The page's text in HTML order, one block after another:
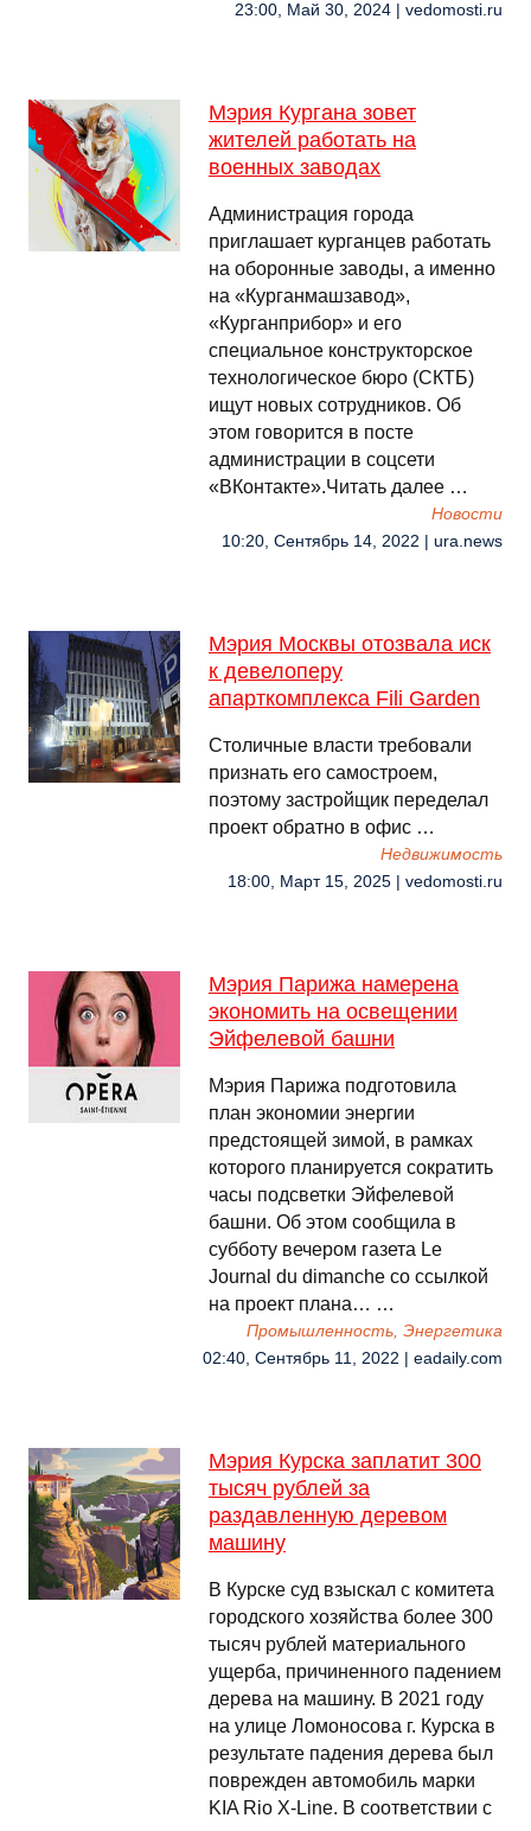
23:00, Май 30, 2024 | vedomosti.ru
Мэрия Кургана зовет
жителей работать на
военных заводах
Администрация города
приглашает курганцев работать
на оборонные заводы, а именно
на «Курганмашзавод»,
«Курганприбор» и его
специальное конструкторское
технологическое бюро (СКТБ)
ищут новых сотрудников. Об
этом говорится в посте
администрации в соцсети
«ВКонтакте».Читать далее …
Новости
10:20, Сентябрь 14, 2022 | ura.news
Мэрия Москвы отозвала иск
к девелоперу
апарткомплекса Fili Garden
Столичные власти требовали
признать его самостроем,
поэтому застройщик переделал
проект обратно в офис …
Недвижимость
18:00, Март 15, 2025 | vedomosti.ru
Мэрия Парижа намерена
экономить на освещении
Эйфелевой башни
Мэрия Парижа подготовила
план экономии энергии
предстоящей зимой, в рамках
которого планируется сократить
часы подсветки Эйфелевой
башни. Об этом сообщила в
субботу вечером газета Le
Journal du dimanche со ссылкой
на проект плана… …
Промышленность, Энергетика
02:40, Сентябрь 11, 2022 | eadaily.com
Мэрия Курска заплатит 300
тысяч рублей за
раздавленную деревом
машину
В Курске суд взыскал с комитета
городского хозяйства более 300
тысяч рублей материального
ущерба, причиненного падением
дерева на машину. В 2021 году
на улице Ломоносова г. Курска в
результате падения дерева был
поврежден автомобиль марки
KIA Rio X-Line. В соответствии с